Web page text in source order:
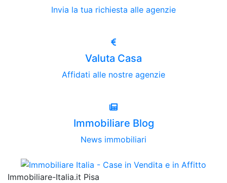
Invia la tua richiesta alle agenzie
Valuta Casa
Affidati alle nostre agenzie
Immobiliare Blog
News immobiliari
Immobiliare-Italia.it Pisa